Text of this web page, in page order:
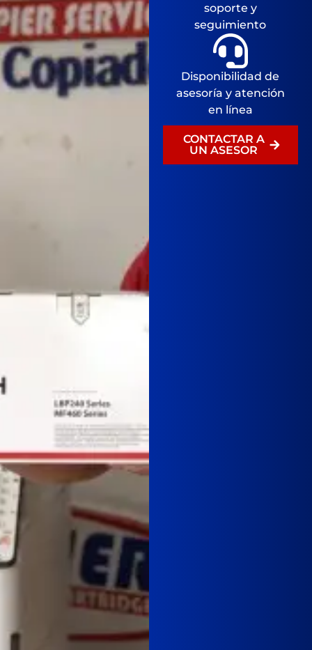
soporte y
seguimiento
Disponibilidad de
asesoría y atención
en línea
CONTACTAR A
UN ASESOR